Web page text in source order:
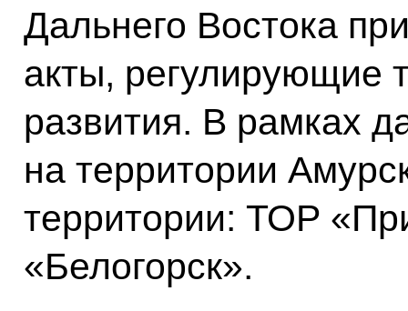
Дальнего Востока
акты, регулирующие
развития. В рамках
на территории
территории: ТОР
«Белогорск».